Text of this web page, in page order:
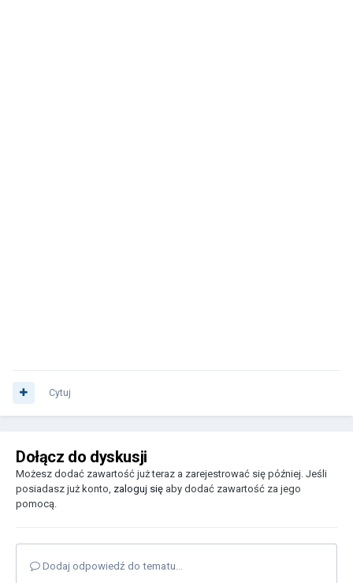
Cytuj
Dołącz do dyskusji
Możesz dodać zawartość już teraz a zarejestrować się później. Jeśli
posiadasz już konto, zaloguj się aby dodać zawartość za jego
pomocą.
Dodaj odpowiedź do tematu...